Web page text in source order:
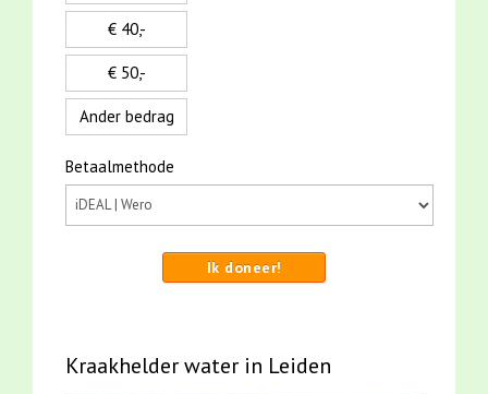
€ 40,-
€ 50,-
Ander bedrag
Betaalmethode
Ik doneer!
Kraakhelder water in Leiden